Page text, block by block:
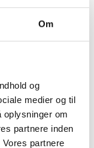
Om
og
medier og til
om
partnere inden
partnere
2021